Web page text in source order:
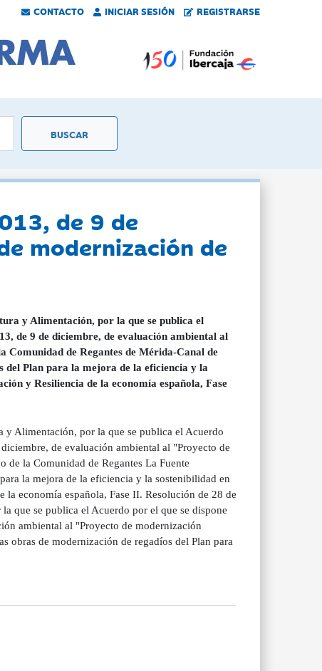
CONTACTO INICIAR SESIÓN REGISTRARSE
de 9 de
modernización de
y Alimentación, por la que se publica el
de 9 de diciembre, de evaluación ambiental al
de Regantes de Mérida-Canal de
del Plan para la mejora de la eficiencia y la
y Resiliencia de la economía española, Fase
y Alimentación, por la que se publica el Acuerdo
de evaluación ambiental al "Proyecto de
de la Comunidad de Regantes La Fuente
la mejora de la eficiencia y la sostenibilidad en
economía española, Fase II. Resolución de 28 de
que se publica el Acuerdo por el que se dispone
ambiental al "Proyecto de modernización
obras de modernización de regadíos del Plan para